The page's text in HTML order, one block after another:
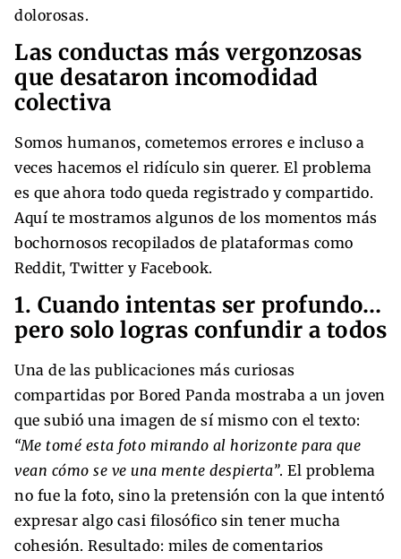
dolorosas.
Las conductas más vergonzosas
que desataron incomodidad
colectiva
Somos humanos, cometemos errores e incluso a
veces hacemos el ridículo sin querer. El problema
es que ahora todo queda registrado y compartido.
Aquí te mostramos algunos de los momentos más
bochornosos recopilados de plataformas como
Reddit, Twitter y Facebook.
1. Cuando intentas ser profundo…
pero solo logras confundir a todos
Una de las publicaciones más curiosas
compartidas por Bored Panda mostraba a un joven
que subió una imagen de sí mismo con el texto:
“Me tomé esta foto mirando al horizonte para que
vean cómo se ve una mente despierta”. El problema
no fue la foto, sino la pretensión con la que intentó
expresar algo casi filosófico sin tener mucha
cohesión. Resultado: miles de comentarios